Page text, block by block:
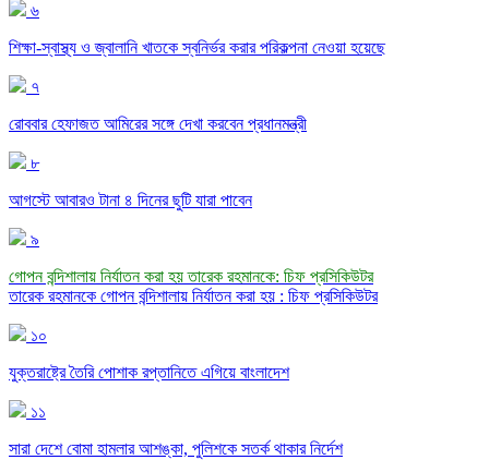
৬
শিক্ষা-স্বাস্থ্য ও জ্বালানি খাতকে স্বনির্ভর করার পরিকল্পনা নেওয়া হয়েছে
৭
রোববার হেফাজত আমিরের সঙ্গে দেখা করবেন প্রধানমন্ত্রী
৮
আগস্টে আবারও টানা ৪ দিনের ছুটি যারা পাবেন
৯
গোপন বন্দিশালায় নির্যাতন করা হয় তারেক রহমানকে: চিফ প্রসিকিউটর
তারেক রহমানকে গোপন বন্দিশালায় নির্যাতন করা হয় : চিফ প্রসিকিউটর
১০
যুক্তরাষ্ট্রে তৈরি পোশাক রপ্তানিতে এগিয়ে বাংলাদেশ
১১
সারা দেশে বোমা হামলার আশঙ্কা, পুলিশকে সতর্ক থাকার নির্দেশ